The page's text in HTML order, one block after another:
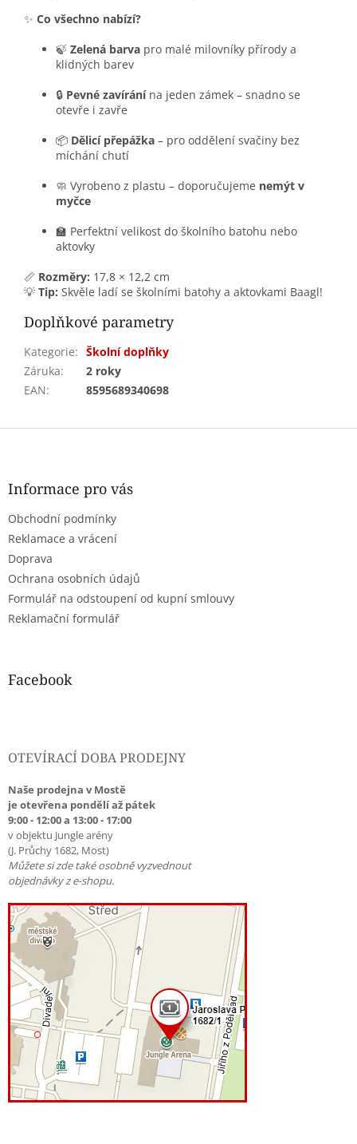
✨ Co všechno nabízí?
🍃 Zelená barva pro malé milovníky přírody a
klidných barev
🔒 Pevné zavíránína jeden zámek – snadno se
otevře i zavře
📦 Dělicí přepážka – pro oddělení svačiny bez
míchání chutí
🧼 Vyrobeno z plastu – doporučujeme nemýt v
myčce
🏫 Perfektní velikost do školního batohu nebo
aktovky
📏 Rozměry: 17,8 × 12,2 cm
💡 Tip: Skvěle ladí se školními batohy a aktovkami Baagl!
Doplňkové parametry
Kategorie: Školní doplňky
Záruka:
2 roky
EAN: 8595689340698
Z
Informace pro vás
Obchodní podmínky
Reklamace a vrácení
Doprava
Ochrana osobních údajů
Formulář na odstoupení od kupní smlouvy
Reklamační formulář
Facebook
OTEVÍRACÍ DOBA PRODEJNY
Naše prodejna v Mostě
je otevřena pondělí až pátek
9:00 - 12:00 a 13:00 - 17:00
v objektu Jungle arény
(J. Průchy 1682, Most)
Můžete si zde také osobně vyzvednout
objednávky z e-shopu.